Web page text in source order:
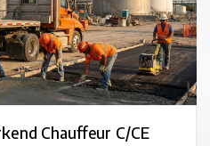
Chauffeur C/CE